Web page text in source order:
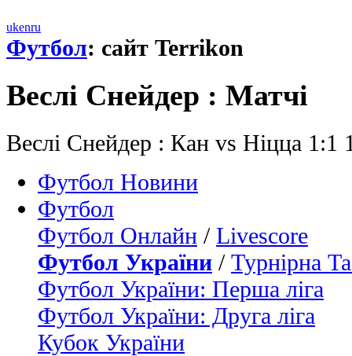
ukenru
Футбол: сайт Terrikon
Вeслi Снейдер : Матчi
Вeслi Снейдер : Кан vs Ніцца 1:1
Футбол Новини
Футбол
Футбол Онлайн / Livescore
Футбол України / Турнірна
Футбол України: Перша ліга
Футбол України: Друга ліга
Кубок України